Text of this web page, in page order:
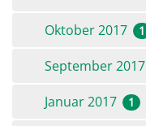
Oktober 2017
1
September 2017
Januar 2017 1